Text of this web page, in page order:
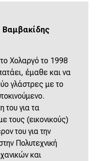
Βαμβακίδης
Χολαργό το 1998
έμαθε και να
γλάστρες με το
του για τα
τους (εικονικούς)
του για την
Πολυτεχνική
και